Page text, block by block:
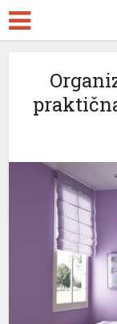
Escort
Seks
panel
paketleri